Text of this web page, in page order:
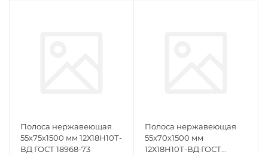
Полоса нержавеющая
55х75х1500 мм 12Х18Н10Т-
ВД ГОСТ 18968-73
Полоса нержавеющая
55х70х1500 мм
12Х18Н10Т-ВД ГОСТ